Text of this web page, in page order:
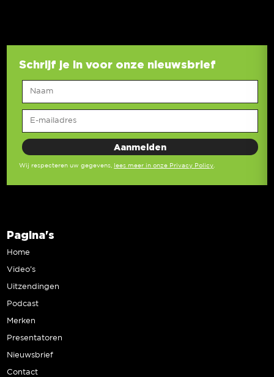
Schrijf je in voor onze nieuwsbrief
Wij respecteren uw gegevens, lees meer in onze Privacy Policy.
Pagina's
Home
Video’s
Uitzendingen
Podcast
Merken
Presentatoren
Nieuwsbrief
Contact